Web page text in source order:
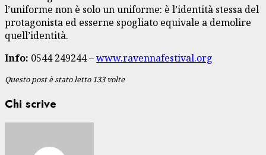
l’uniforme non è solo un uniforme: è l’identità stessa del
protagonista ed esserne spogliato equivale a demolire
quell’identità.
Info: 0544 249244 –www.ravennafestival.org
Questo post è stato letto 133 volte
Chi scrive